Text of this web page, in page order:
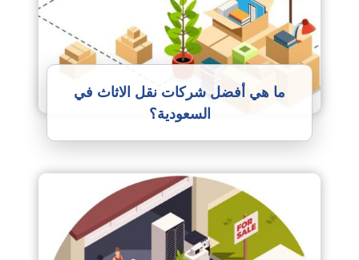
ما هي أفضل شركات نقل الاثاث في
السعودية؟